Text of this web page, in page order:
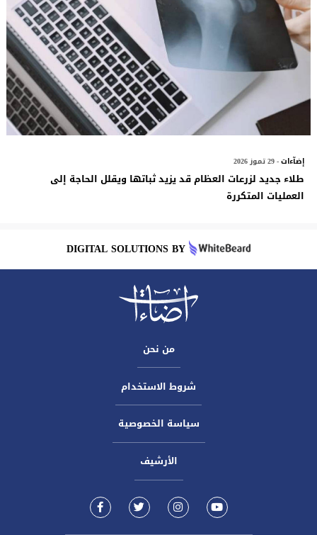
إضآءات- 29 تموز 2026
طلاء جديد لزرعات العظام قد يزيد ثباتها ويقلل الحاجة إلى
العمليات المتكررة
DIGITAL SOLUTIONS BY
من نحن
شروط الاستخدام
سياسة الخصوصية
الأرشيف